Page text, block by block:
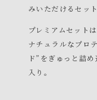
みいただけるセット
プレミアムセットは
ナチュラルなプロ
ド”をぎゅっと詰め
入り。